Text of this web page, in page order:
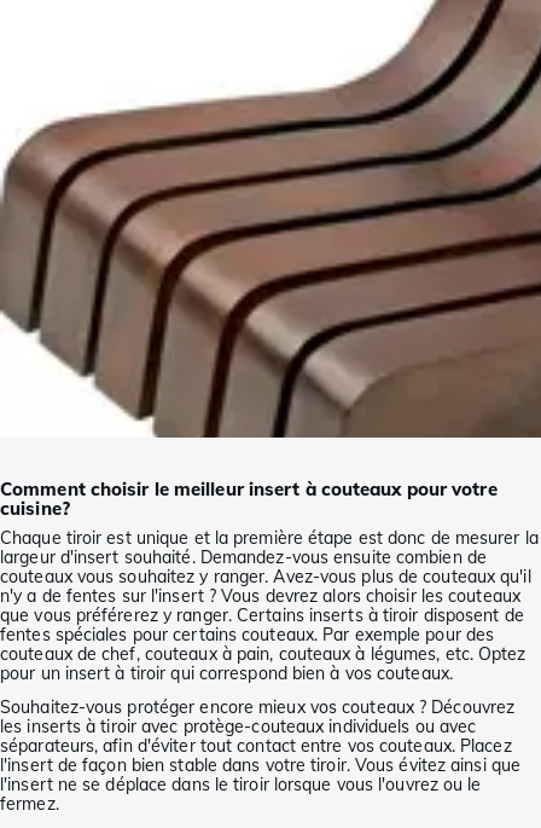
Comment choisir le meilleur insert à couteaux pour votre
cuisine?
Chaque tiroir est unique et la première étape est donc de mesurer la
largeur d'insert souhaité. Demandez-vous ensuite combien de
couteaux vous souhaitez y ranger. Avez-vous plus de couteaux qu'il
n'y a de fentes sur l'insert ? Vous devrez alors choisir les couteaux
que vous préférerez y ranger. Certains inserts à tiroir disposent de
fentes spéciales pour certains couteaux. Par exemple pour des
couteaux de chef, couteaux à pain, couteaux à légumes, etc. Optez
pour un insert à tiroir qui correspond bien à vos couteaux.
Souhaitez-vous protéger encore mieux vos couteaux ? Découvrez
les inserts à tiroir avec protège-couteaux individuels ou avec
séparateurs, afin d'éviter tout contact entre vos couteaux. Placez
l'insert de façon bien stable dans votre tiroir. Vous évitez ainsi que
l'insert ne se déplace dans le tiroir lorsque vous l'ouvrez ou le
fermez.